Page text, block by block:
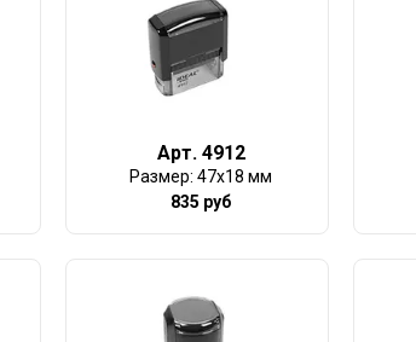
Арт. 4912
Размер: 47х18 мм
835 руб